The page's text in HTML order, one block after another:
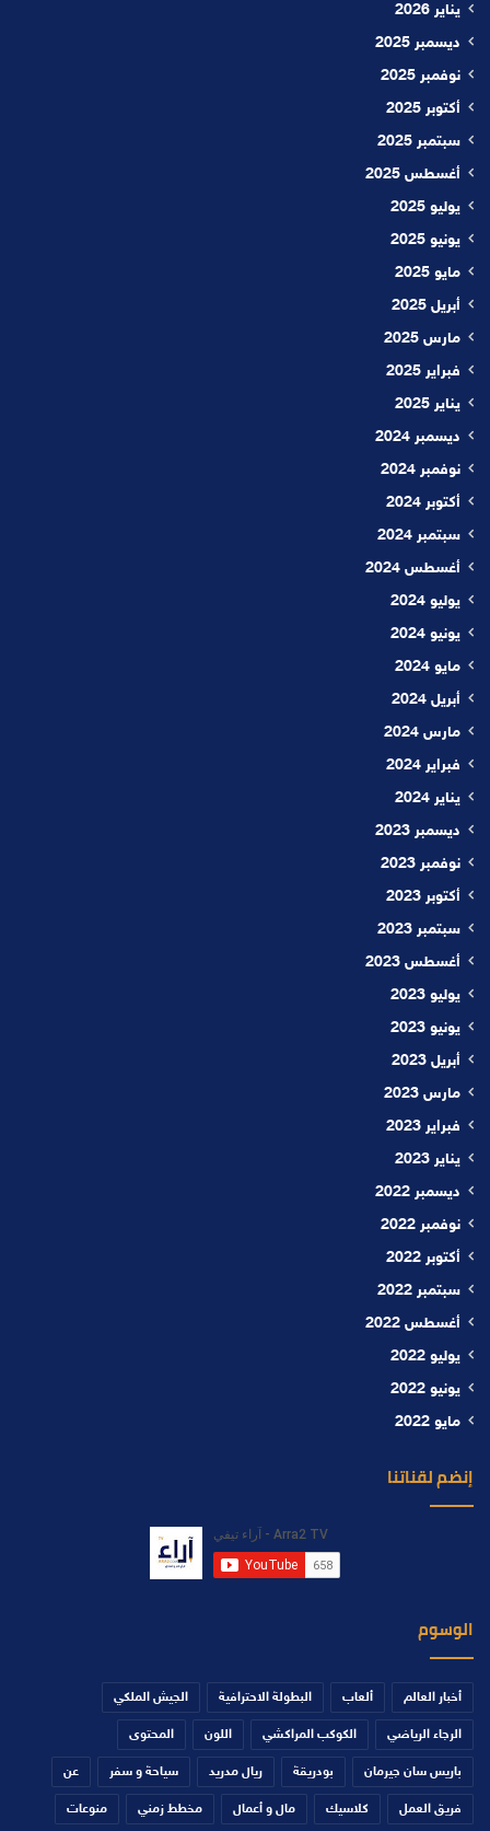
يناير 2026
ديسمبر 2025
نوفمبر 2025
أكتوبر 2025
سبتمبر 2025
أغسطس 2025
يوليو 2025
يونيو 2025
مايو 2025
أبريل 2025
مارس 2025
فبراير 2025
يناير 2025
ديسمبر 2024
نوفمبر 2024
أكتوبر 2024
سبتمبر 2024
أغسطس 2024
يوليو 2024
يونيو 2024
مايو 2024
أبريل 2024
مارس 2024
فبراير 2024
يناير 2024
ديسمبر 2023
نوفمبر 2023
أكتوبر 2023
سبتمبر 2023
أغسطس 2023
يوليو 2023
يونيو 2023
أبريل 2023
مارس 2023
فبراير 2023
يناير 2023
ديسمبر 2022
نوفمبر 2022
أكتوبر 2022
سبتمبر 2022
أغسطس 2022
يوليو 2022
يونيو 2022
مايو 2022
إنضم لقناتنا
الوسوم
أخبار العالم ألعاب البطولة الاحترافية الجيش الملكي
الرجاء الرياضي الكوكب المراكشي اللون المحتوى
باريس سان جيرمان بودريقة ريال مدريد سياحة و سفر عن
فريق العمل كلاسيك مال و أعمال مخطط زمني منوعات